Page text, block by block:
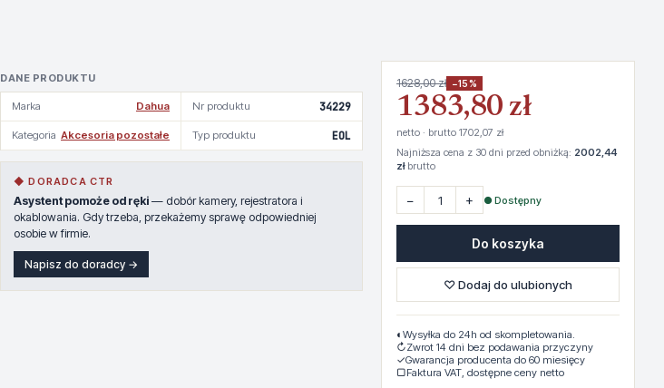
DANE PRODUKTU
Marka Dahua Nr produktu 34229
Kategoria Akcesoria pozostałe Typ produktu EOL
◆ DORADCA CTR
Asystent pomoże od ręki — dobór kamery, rejestratora i
okablowania. Gdy trzeba, przekażemy sprawę odpowiedniej
osobie w firmie.
Napisz do doradcy →
1628,00 zł −15%
1383,80 zł
netto · brutto 1702,07 zł
Najniższa cena z 30 dni przed obniżką: 2002,44
złbrutto
− + ● Dostępny
Do koszyka
♡ Dodaj do ulubionych
◐ Wysyłka do 24h od skompletowania.
↻Zwrot 14 dni bez podawania przyczyny
✓Gwarancja producenta do 60 miesięcy
▢Faktura VAT, dostępne ceny netto